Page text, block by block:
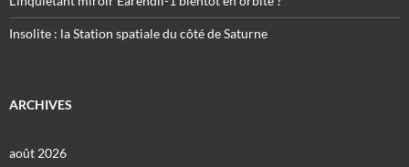
Insolite : la Station spatiale du côté de Saturne
ARCHIVES
août 2026